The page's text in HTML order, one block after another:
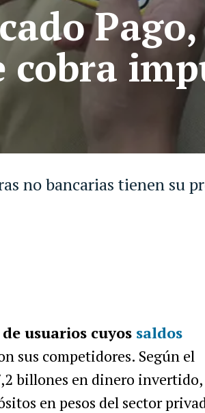
no bancarias tienen su
usuarios cuyos saldos
sus competidores. Según el
billones en dinero
en pesos del sector